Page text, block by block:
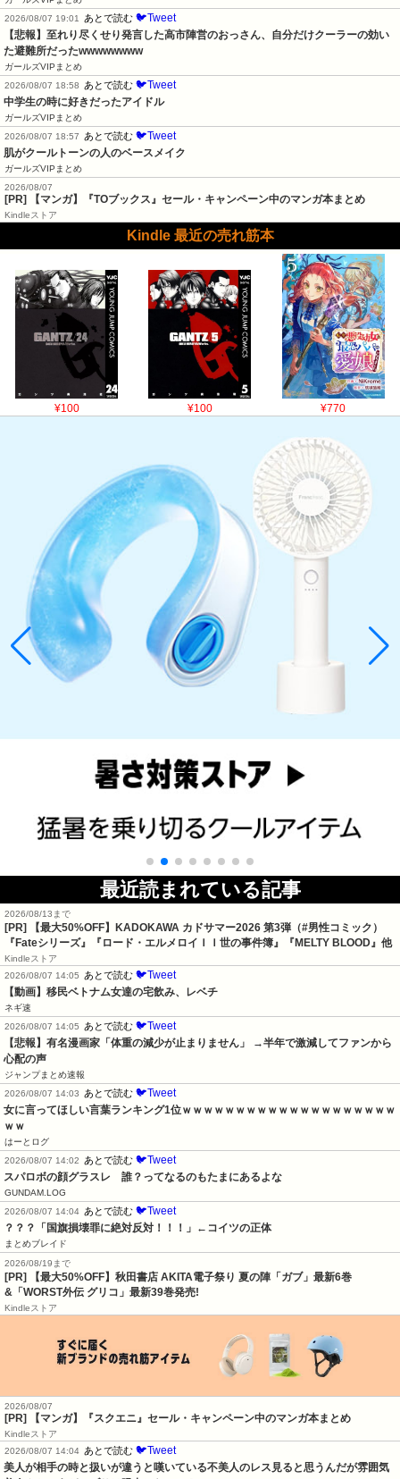
2026/08/07 19:01
あとで読む 🐦Tweet
【悲報】至れり尽くせり発言した高市陣営のおっさん、自分だけクーラーの効い
た避難所だったwwwwwwww
ガールズVIPまとめ
2026/08/07 18:58
あとで読む 🐦Tweet
中学生の時に好きだったアイドル
ガールズVIPまとめ
2026/08/07 18:57
あとで読む 🐦Tweet
肌がクールトーンの人のベースメイク
ガールズVIPまとめ
2026/08/07
[PR] 【マンガ】『TOブックス』セール・キャンペーン中のマンガ本まとめ
Kindleストア
Kindle 最近の売れ筋本
¥100 ¥100 ¥770
最近読まれている記事
2026/08/13まで
[PR]
【最大50%OFF】KADOKAWA カドサマー2026 第3弾（#男性コミック）
『Fateシリーズ』『ロード・エルメロイＩＩ世の事件簿』『MELTY BLOOD』他
Kindleストア
2026/08/07 14:05
あとで読む 🐦Tweet
【動画】移民ベトナム女達の宅飲み、レベチ
ネギ速
2026/08/07 14:05
あとで読む 🐦Tweet
【悲報】有名漫画家「体重の減少が止まりません」 →半年で激減してファンから
心配の声
ジャンプまとめ速報
2026/08/07 14:03
あとで読む 🐦Tweet
女に言ってほしい言葉ランキング1位ｗｗｗｗｗｗｗｗｗｗｗｗｗｗｗｗｗｗｗｗ
ｗｗ
はーとログ
2026/08/07 14:02
あとで読む 🐦Tweet
スパロボの顔グラスレ　誰？ってなるのもたまにあるよな
GUNDAM.LOG
2026/08/07 14:04 あとで読む 🐦Tweet
？？？「国旗損壊罪に絶対反対！！！」←コイツの正体
まとめブレイド
2026/08/19まで
[PR] 【最大50%OFF】秋田書店 AKITA電子祭り 夏の陣「ガブ」最新6巻
&「WORST外伝 グリコ」最新39巻発売!
Kindleストア
2026/08/07
[PR] 【マンガ】『スクエニ』セール・キャンペーン中のマンガ本まとめ
Kindleストア
2026/08/07 14:04 あとで読む 🐦Tweet
美人が相手の時と扱いが違うと嘆いている不美人のレス見ると思うんだが雰囲気